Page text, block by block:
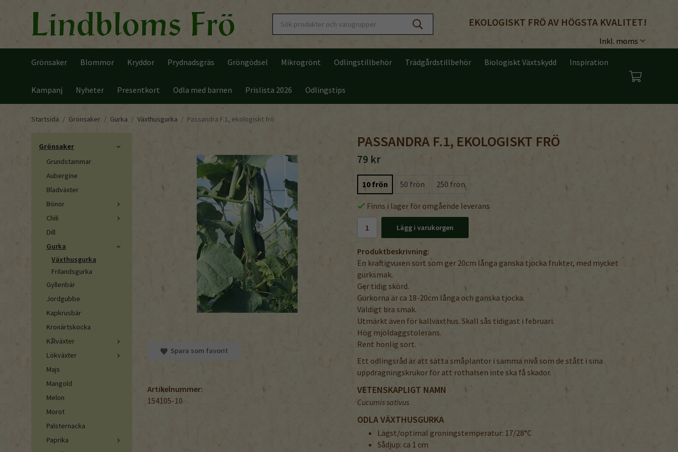
EKOLOGISKT FRÖ AV HÖGSTA KVALITET!
Grönsaker Blommor Kryddor Prydnadsgräs Gröngödsel Mikrogrönt Odlingstillbehör Trädgårdstillbehör Biologiskt Växtskydd Inspiration
Kampanj Nyheter Presentkort Odla med barnen Prislista 2026 Odlingstips
Startsida / Grönsaker / Gurka / Växthusgurka / Passandra F.1, ekologiskt frö
Grönsaker
Grundstammar
Aubergine
Bladväxter
Bönor
Chili
Dill
Gurka
Växthusgurka
Frilandsgurka
Gyllenbär
Jordgubbe
Kapkrusbär
Kronärtskocka
Kålväxter
Lökväxter
Majs
Mangold
Melon
Morot
Palsternacka
Paprika
PASSANDRA F.1, EKOLOGISKT FRÖ
79 kr
10 frön 50 frön 250 frön
Finns i lager för omgående leverans
Lägg i varukorgen
Produktbeskrivning:
En kraftigvuxen sort som ger 20cm långa ganska tjocka frukter, med mycket
gurksmak.
Ger tidig skörd.
Gurkorna är ca 18-20cm långa och ganska tjocka.
Väldigt bra smak.
Utmärkt även för kallväxthus. Skall sås tidigast i februari.
Hög mjöldaggstolerans.
Rent honlig sort.
Ett odlingsråd är att sätta småplantor i samma nivå som de stått i sina
uppdragningskrukor för att rothalsen inte ska få skador.
VETENSKAPLIGT NAMN
Cucumis sativus
ODLA VÄXTHUSGURKA
Lägst/optimal groningstemperatur: 17/28°C
Sådjup: ca 1 cm
Spara som favorit
Artikelnummer:
154105-10